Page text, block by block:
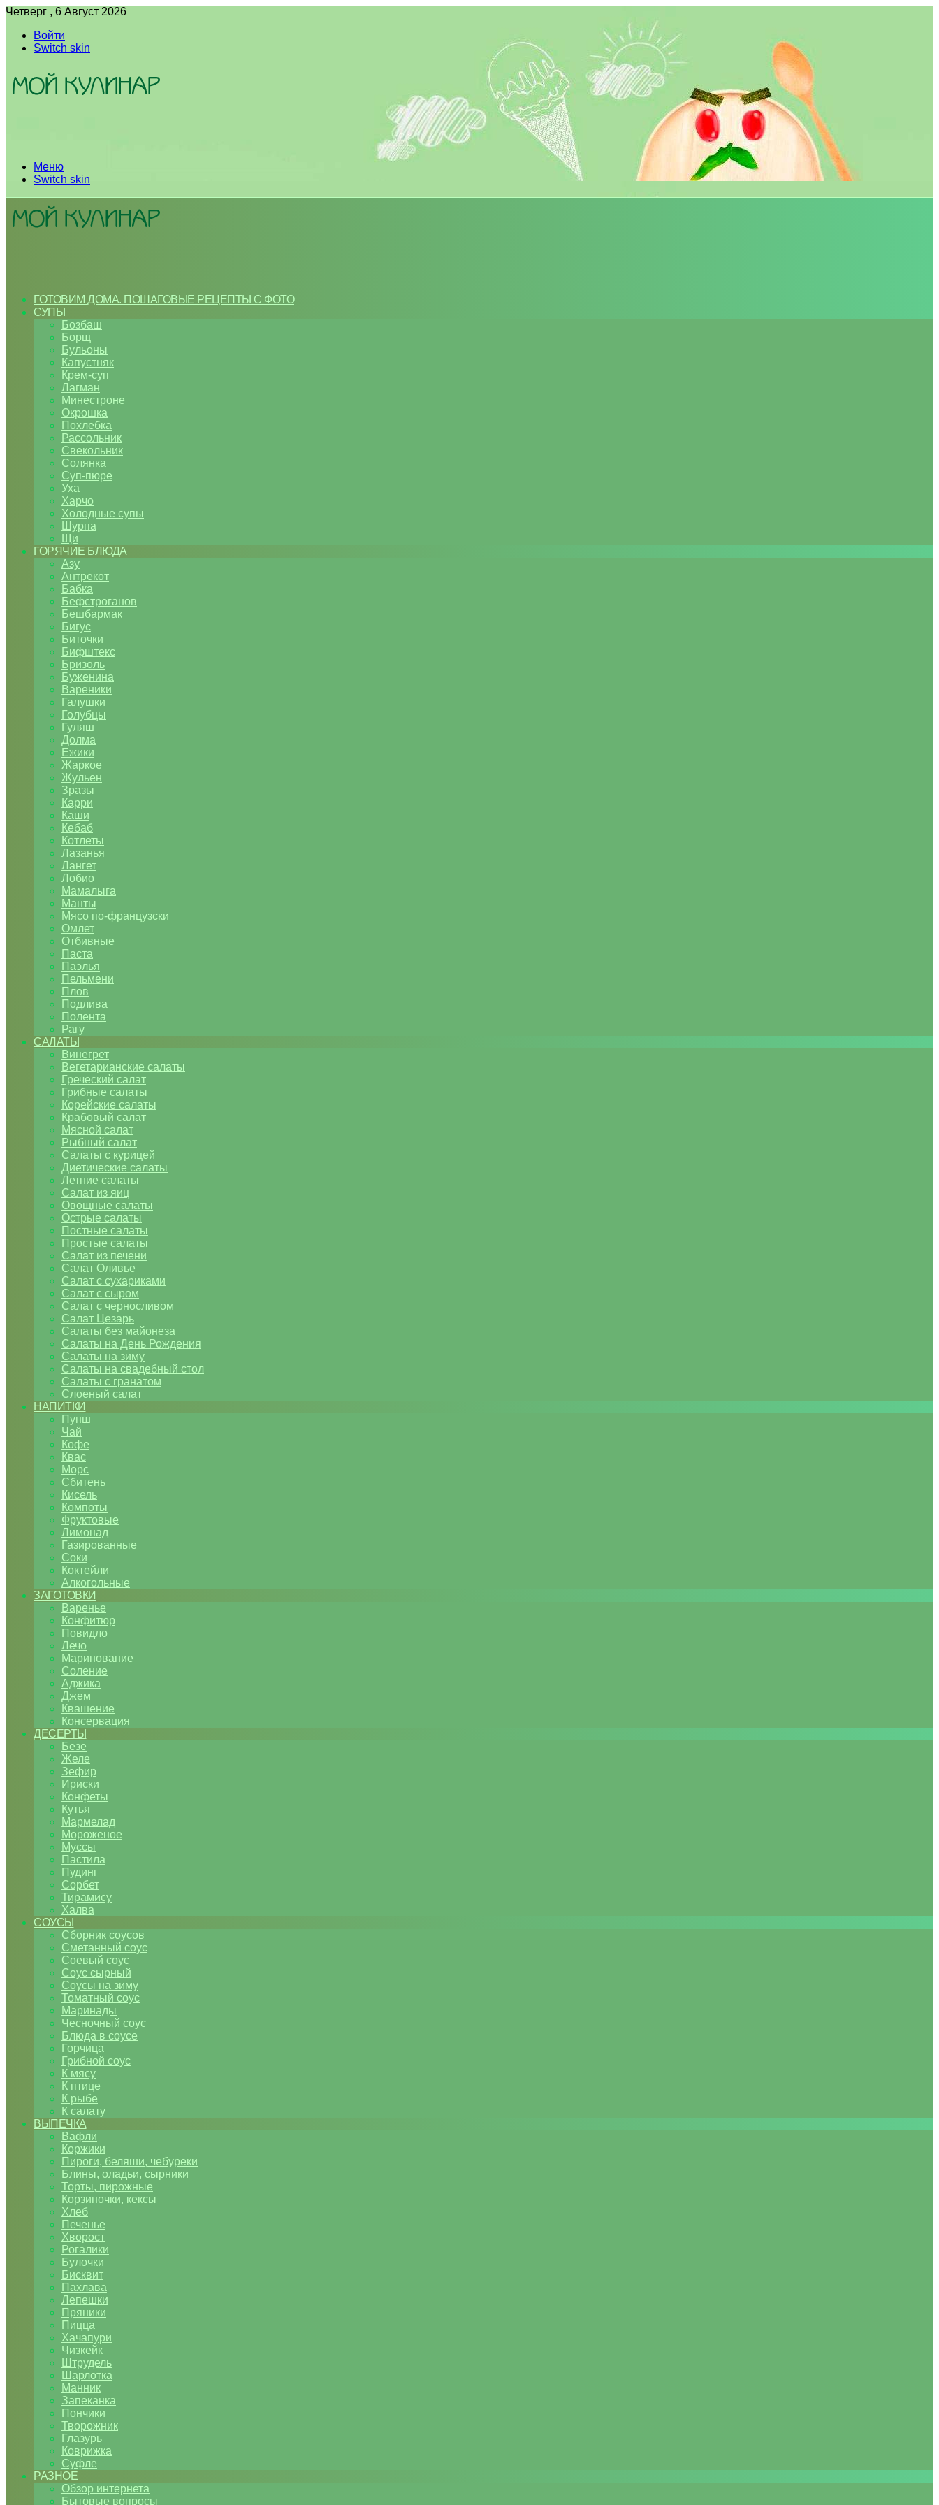
Четверг , 6 Август 2026
Войти
Switch skin
Меню
Switch skin
ГОТОВИМ ДОМА. ПОШАГОВЫЕ РЕЦЕПТЫ С ФОТО
СУПЫ
Бозбаш
Борщ
Бульоны
Капустняк
Крем-суп
Лагман
Минестроне
Окрошка
Похлебка
Рассольник
Свекольник
Солянка
Суп-пюре
Уха
Харчо
Холодные супы
Шурпа
Щи
ГОРЯЧИЕ БЛЮДА
Азу
Антрекот
Бабка
Бефстроганов
Бешбармак
Бигус
Биточки
Бифштекс
Бризоль
Буженина
Вареники
Галушки
Голубцы
Гуляш
Долма
Ежики
Жаркое
Жульен
Зразы
Карри
Каши
Кебаб
Котлеты
Лазанья
Лангет
Лобио
Мамалыга
Манты
Мясо по-французски
Омлет
Отбивные
Паста
Паэлья
Пельмени
Плов
Подлива
Полента
Рагу
САЛАТЫ
Винегрет
Вегетарианские салаты
Греческий салат
Грибные салаты
Корейские салаты
Крабовый салат
Мясной салат
Рыбный салат
Салаты с курицей
Диетические салаты
Летние салаты
Салат из яиц
Овощные салаты
Острые салаты
Постные салаты
Простые салаты
Салат из печени
Салат Оливье
Салат с сухариками
Салат с сыром
Салат с черносливом
Салат Цезарь
Салаты без майонеза
Салаты на День Рождения
Салаты на зиму
Салаты на свадебный стол
Салаты с гранатом
Слоеный салат
НАПИТКИ
Пунш
Чай
Кофе
Квас
Морс
Сбитень
Кисель
Компоты
Фруктовые
Лимонад
Газированные
Соки
Коктейли
Алкогольные
ЗАГОТОВКИ
Варенье
Конфитюр
Повидло
Лечо
Маринование
Соление
Аджика
Джем
Квашение
Консервация
ДЕСЕРТЫ
Безе
Желе
Зефир
Ириски
Конфеты
Кутья
Мармелад
Мороженое
Муссы
Пастила
Пудинг
Сорбет
Тирамису
Халва
СОУСЫ
Сборник соусов
Сметанный соус
Соевый соус
Соус сырный
Соусы на зиму
Томатный соус
Маринады
Чесночный соус
Блюда в соусе
Горчица
Грибной соус
К мясу
К птице
К рыбе
К салату
ВЫПЕЧКА
Вафли
Коржики
Пироги, беляши, чебуреки
Блины, оладьи, сырники
Торты, пирожные
Корзиночки, кексы
Хлеб
Печенье
Хворост
Рогалики
Булочки
Бисквит
Пахлава
Лепешки
Пряники
Пицца
Хачапури
Чизкейк
Штрудель
Шарлотка
Манник
Запеканка
Пончики
Творожник
Глазурь
Коврижка
Суфле
РАЗНОЕ
Обзор интернета
Бытовые вопросы